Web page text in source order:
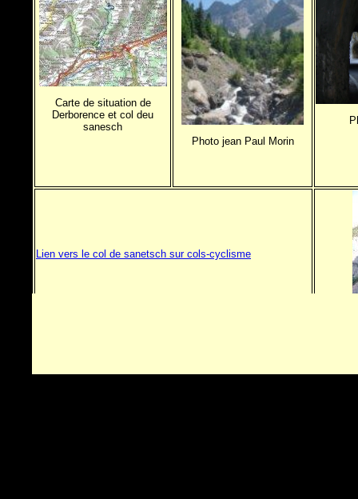
Carte de situation de
Derborence et col deu
sanesch
Photo jean Paul Morin
Lien vers le col de sanetsch sur cols-cyclisme